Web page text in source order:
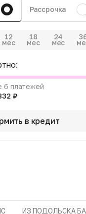
Рассрочка
12
мес
18
мес
24
мес
6 платежей
₽
в кредит
ИЗ ПОДОЛЬСКА